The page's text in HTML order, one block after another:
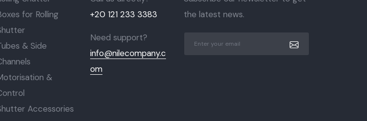
for Rolling
& Side
&
Accessories
+20 121 233 3383
Need support?
info@nilecompany.c
om
the latest news.